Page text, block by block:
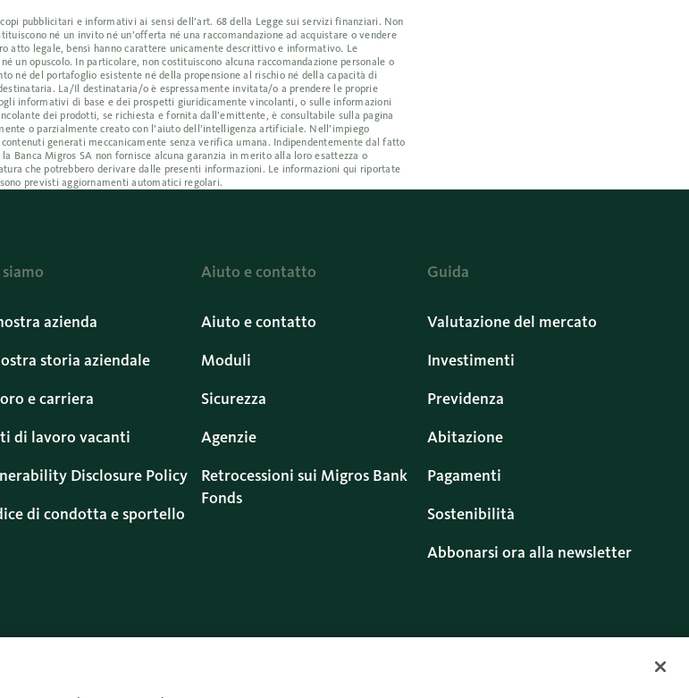
pubblicitari e informativi ai sensi dell’art. 68 della Legge sui servizi finanziari. Non
né un invito né un’offerta né una raccomandazione ad acquistare o vendere
atto legale, bensì hanno carattere unicamente descrittivo e informativo. Le
un opuscolo. In particolare, non costituiscono alcuna raccomandazione personale o
né del portafoglio esistente né della propensione al rischio né della capacità di
La/Il destinataria/o è espressamente invitata/o a prendere le proprie
informativi di base e dei prospetti giuridicamente vincolanti, o sulle informazioni
dei prodotti, se richiesta e fornita dall’emittente, è consultabile sulla pagina
o parzialmente creato con l’aiuto dell’intelligenza artificiale. Nell’impiego
generati meccanicamente senza verifica umana. Indipendentemente dal fatto
Banca Migros SA non fornisce alcuna garanzia in merito alla loro esattezza o
che potrebbero derivare dalle presenti informazioni. Le informazioni qui riportate
previsti aggiornamenti automatici regolari.
azienda
storia aziendale
e carriera
di lavoro vacanti
Disclosure Policy
di condotta e sportello
Aiuto e contatto
Aiuto e contatto
Moduli
Sicurezza
Agenzie
Retrocessioni sui Migros Bank
Fonds
Guida
Valutazione del mercato
Investimenti
Previdenza
Abitazione
Pagamenti
Sostenibilità
Abbonarsi ora alla newsletter